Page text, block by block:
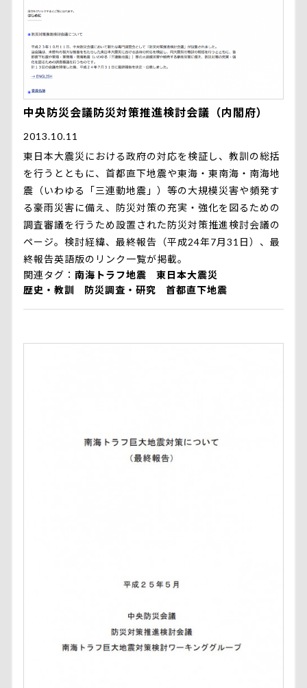
中央防災会議防災対策推進検討会議（内閣府）
2013.10.11
東日本大震災における政府の対応を検証し、教訓の総括
を行うとともに、首都直下地震や東海・東南海・南海地
震（いわゆる「三連動地震」）等の大規模災害や頻発す
る豪雨災害に備え、防災対策の充実・強化を図るための
調査審議を行うため設置された防災対策推進検討会議の
ページ。検討経緯、最終報告（平成24年7月31日）、最
終報告英語版のリンク一覧が掲載。
関連タグ
南海トラフ地震
東日本大震災
歴史・教訓
防災調査・研究 首都直下地震